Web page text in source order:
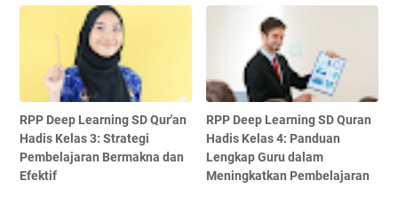
RPP Deep Learning SD Qur'an
Hadis Kelas 3: Strategi
Pembelajaran Bermakna dan
Efektif
RPP Deep Learning SD Quran
Hadis Kelas 4: Panduan
Lengkap Guru dalam
Meningkatkan Pembelajaran